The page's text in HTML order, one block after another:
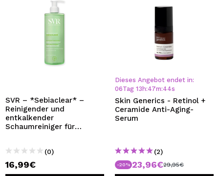
SVR – *Sebiaclear* –
Reinigender und
entkalkender
Schaumreiniger für
bis fettige Haut
(0)
16,99€
Dieses Angebot endet in:
06Tag 13 h:47m:44s
Skin Generics - Retinol +
Ceramide Anti-Aging-
Serum
(2)
-20% 23,96€29,95€